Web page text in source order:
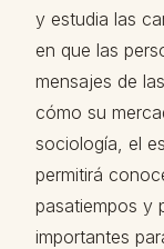
y estudia las
en que las
mensajes de
cómo su
sociología, el
permitirá
pasatiempos y
importantes